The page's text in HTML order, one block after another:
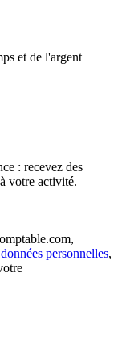
et de l'argent
: recevez des
votre activité.
personnelles,